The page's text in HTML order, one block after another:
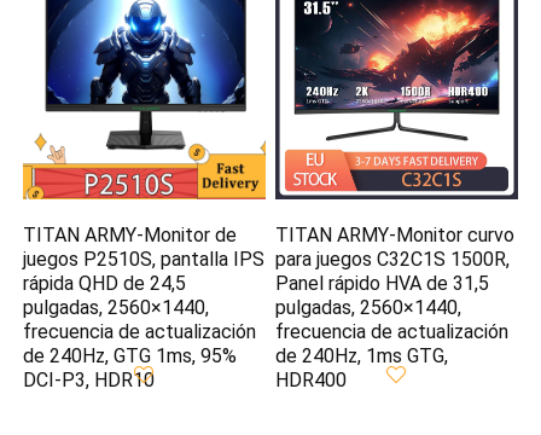
TITAN ARMY-Monitor de
juegos P2510S, pantalla IPS
rápida QHD de 24,5
pulgadas, 2560×1440,
frecuencia de actualización
de 240Hz, GTG 1ms, 95%
DCI-P3, HDR10
TITAN ARMY-Monitor curvo
para juegos C32C1S 1500R,
Panel rápido HVA de 31,5
pulgadas, 2560×1440,
frecuencia de actualización
de 240Hz, 1ms GTG,
HDR400